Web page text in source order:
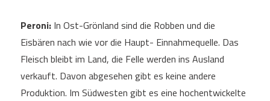
Peroni:In Ost-Grönland sind die Robben und die
Eisbären nach wie vor die Haupt- Einnahmequelle. Das
Fleisch bleibt im Land, die Felle werden ins Ausland
verkauft. Davon abgesehen gibt es keine andere
Produktion. Im Südwesten gibt es eine hochentwickelte